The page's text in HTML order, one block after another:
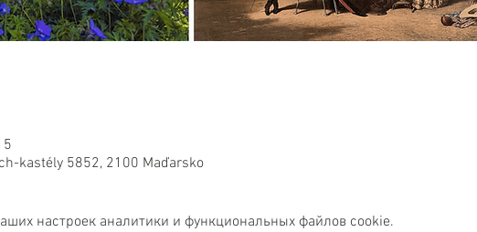
kastély 5852, 2100 Maďarsko
настроек аналитики и функциональных файлов cookie.